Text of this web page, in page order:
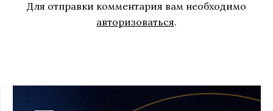
Для отправки комментария вам необходимо
авторизоваться.